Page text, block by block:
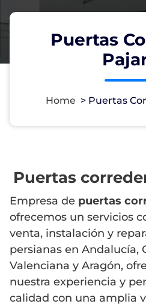
Puertas
Home > Puertas
Puertas
Empresa de puertas
ofrecemos un servicios
venta, instalación y
persianas en Andalucía,
Valenciana y Aragón,
nuestra experiencia y
calidad con una amplia